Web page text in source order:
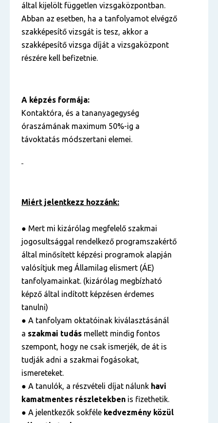
által kijelölt független vizsgaközpontban.
Abban az esetben, ha a tanfolyamot elvégző
szakképesítő vizsgát is tesz, akkor a
szakképesítő vizsga díját a vizsgaközpont
részére kell befizetnie.
A képzés formája:
Kontaktóra, és a tananyagegység
óraszámának maximum 50%-ig a
távoktatás módszertani elemei.
Miért jelentkezz hozzánk:
● Mert mi kizárólag megfelelő szakmai
jogosultsággal rendelkező programszakértő
által minősített képzési programok alapján
valósítjuk meg Államilag elismert (ÁE)
tanfolyamainkat. (kizárólag megbízható
képző által indított képzésen érdemes
tanulni)
● A tanfolyam oktatóinak kiválasztásánál
a szakmai tudás mellett mindig fontos
szempont, hogy ne csak ismerjék, de át is
tudják adni a szakmai fogásokat,
ismereteket.
● A tanulók, a részvételi díjat nálunk havi
kamatmentes részletekben is fizethetik.
● A jelentkezők sokféle kedvezmény közül